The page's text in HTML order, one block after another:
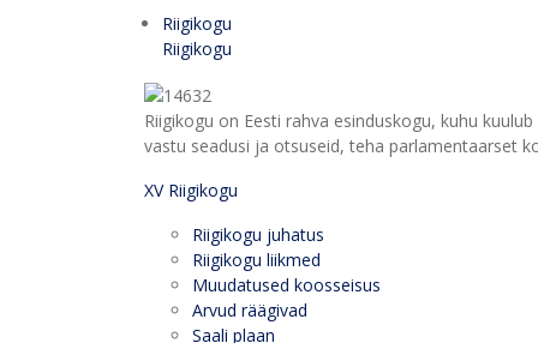
Riigikogu
Riigikogu
Riigikogu on Eesti rahva esinduskogu, kuhu
vastu seadusi ja otsuseid, teha parlamentaarset
XV Riigikogu
Riigikogu juhatus
Riigikogu liikmed
Muudatused koosseisus
Arvud räägivad
Saali plaan